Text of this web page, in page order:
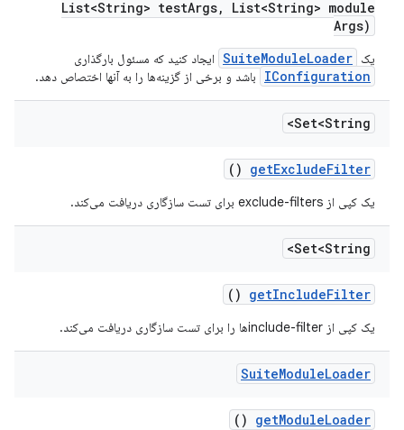
List<String> testArgs,
List<String> module
Args)
یک SuiteModuleLoader ایجاد کنید که مسئول بارگذاری
IConfiguration باشد و برخی از گزینه‌ها را به آنها اختصاص دهد.
Set<String>
getExcludeFilter
()
یک کپی از exclude-filters برای تست سازگاری دریافت می‌کند.
Set<String>
getIncludeFilter
()
یک کپی از include-filterها را برای تست سازگاری دریافت می‌کند.
SuiteModuleLoader
getModuleLoader
()